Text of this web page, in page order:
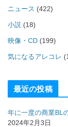
ニュース (422)
小説 (18)
映像・CD (199)
気になるアレコレ
最近の投稿
年に一度の商業BL
2024年2月3日